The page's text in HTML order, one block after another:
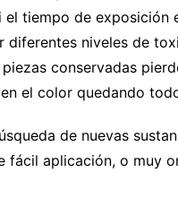
tiempo de exposición
diferentes niveles de
conservadas
el color quedando
de nuevas
fácil aplicación, o muy